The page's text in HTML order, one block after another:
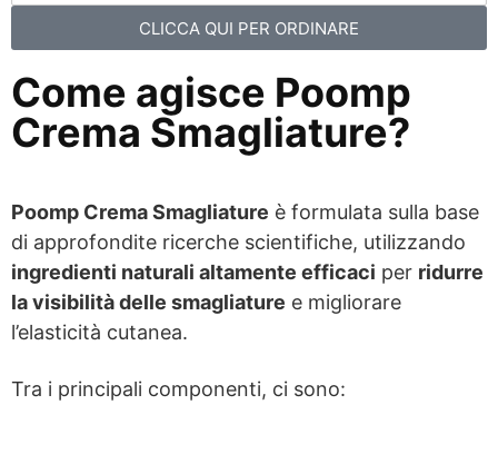
CLICCA QUI PER ORDINARE
Come agisce Poomp
Crema Smagliature?
Poomp Crema Smagliature è formulata sulla base
di approfondite ricerche scientifiche, utilizzando
ingredienti naturali altamente efficaci per ridurre
la visibilità delle smagliature e migliorare
l’elasticità cutanea.
Tra i principali componenti, ci sono: